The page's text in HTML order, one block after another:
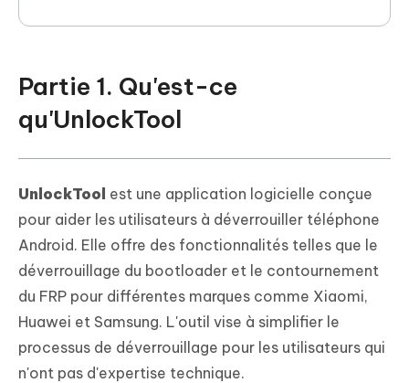
Partie 1. Qu'est-ce
qu'UnlockTool
UnlockTool est une application logicielle conçue
pour aider les utilisateurs à déverrouiller téléphone
Android. Elle offre des fonctionnalités telles que le
déverrouillage du bootloader et le contournement
du FRP pour différentes marques comme Xiaomi,
Huawei et Samsung. L'outil vise à simplifier le
processus de déverrouillage pour les utilisateurs qui
n'ont pas d'expertise technique.